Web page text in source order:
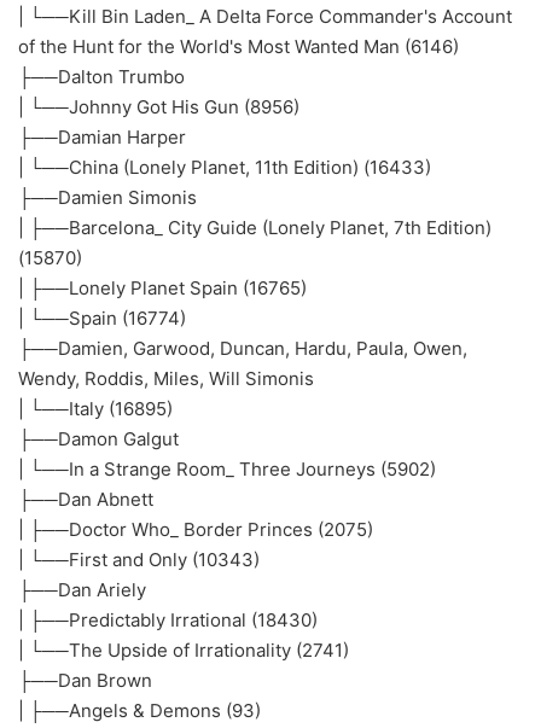
| └──Kill Bin Laden_ A Delta Force Commander's Account
of the Hunt for the World's Most Wanted Man (6146)
├──Dalton Trumbo
| └──Johnny Got His Gun (8956)
├──Damian Harper
| └──China (Lonely Planet, 11th Edition) (16433)
├──Damien Simonis
| ├──Barcelona_ City Guide (Lonely Planet, 7th Edition)
(15870)
| ├──Lonely Planet Spain (16765)
| └──Spain (16774)
├──Damien, Garwood, Duncan, Hardu, Paula, Owen,
Wendy, Roddis, Miles, Will Simonis
| └──Italy (16895)
├──Damon Galgut
| └──In a Strange Room_ Three Journeys (5902)
├──Dan Abnett
| ├──Doctor Who_ Border Princes (2075)
| └──First and Only (10343)
├──Dan Ariely
| ├──Predictably Irrational (18430)
| └──The Upside of Irrationality (2741)
├──Dan Brown
| ├──Angels & Demons (93)